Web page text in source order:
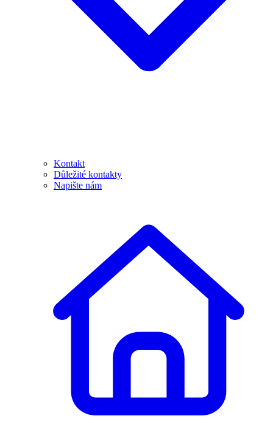
Kontakt
Důležité kontakty
Napište nám